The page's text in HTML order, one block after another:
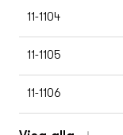
11-1104
11-1105
11-1106